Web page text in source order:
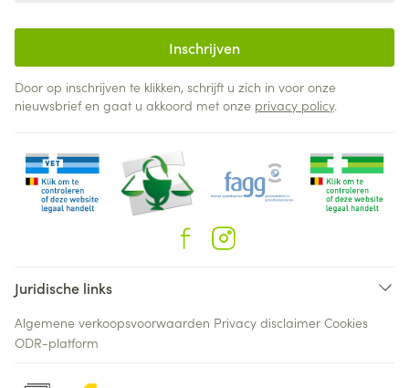
Inschrijven
Door op inschrijven te klikken, schrijft u zich in voor onze
nieuwsbrief en gaat u akkoord met onze privacy policy.
Juridische links
Algemene verkoopsvoorwaarden Privacy disclaimer Cookies
ODR-platform